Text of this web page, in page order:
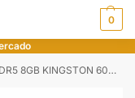
0
8GB KINGSTON 6000MHZ CL36 FURY BEAST BLACK